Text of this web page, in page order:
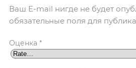
Ваш E-mail нигде не будет
обязательные поля для
Оценка *